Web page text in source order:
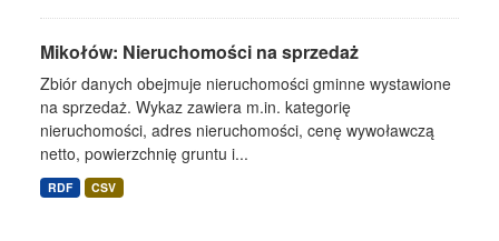
Mikołów: Nieruchomości na sprzedaż
Zbiór danych obejmuje nieruchomości gminne wystawione
na sprzedaż. Wykaz zawiera m.in. kategorię
nieruchomości, adres nieruchomości, cenę wywoławczą
netto, powierzchnię gruntu i...
RDF CSV